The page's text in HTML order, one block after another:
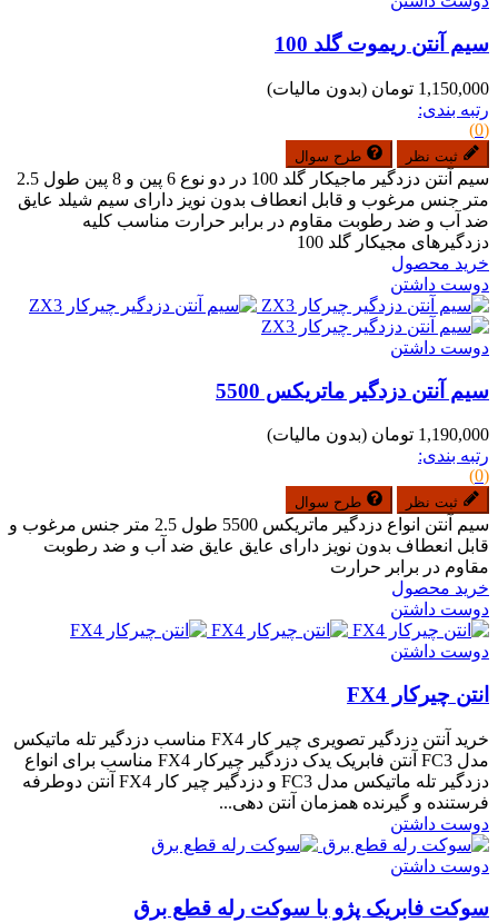
سیم آنتن ریموت گلد 100
1,150,000 تومان
(بدون مالیات)
رتبه بندی:
(0)
ثبت نظر طرح سوال
سیم آنتن دزدگیر ماجیکار گلد 100 در دو نوع 6 پین و 8 پین طول 2.5
متر جنس مرغوب و قابل انعطاف بدون نویز دارای سیم شیلد عایق
ضد آب و ضد رطوبت مقاوم در برابر حرارت مناسب کلیه
دزدگیرهای مجیکار گلد 100
خرید محصول
دوست داشتن
دوست داشتن
سیم آنتن دزدگیر ماتریکس 5500
1,190,000 تومان
(بدون مالیات)
رتبه بندی:
(0)
ثبت نظر طرح سوال
سیم آنتن انواع دزدگیر ماتریکس 5500 طول 2.5 متر جنس مرغوب و
قابل انعطاف بدون نویز دارای عایق عایق ضد آب و ضد رطوبت
مقاوم در برابر حرارت
خرید محصول
دوست داشتن
دوست داشتن
انتن چیرکار FX4
خرید آنتن دزدگیر تصویری چیر کار FX4 مناسب دزدگیر تله ماتیکس
مدل FC3 آنتن فابریک یدک دزدگیر چیرکار FX4 مناسب برای انواع
دزدگیر تله ماتیکس مدل FC3 و دزدگیر چیر کار FX4 آنتن دوطرفه
فرستنده و گیرنده همزمان آنتن دهی...
دوست داشتن
دوست داشتن
سوکت فابریک پژو با سوکت رله قطع برق